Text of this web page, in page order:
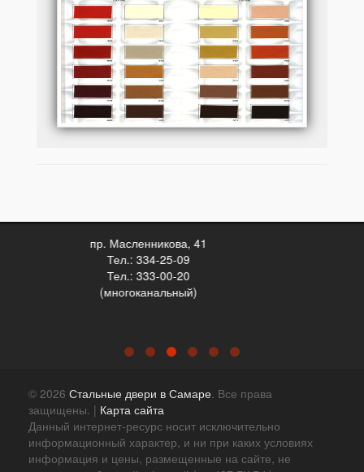
ул. Победы, 16
Тел.: 997-09-59
Тел.: 333-00-20 (многоканальный)
© 2026 Стальные двери в Самаре. Все права
защищены. | Карта сайта
Данный интернет-ресурс носит исключительно
информационный характер, и ни при каких условиях
информация и цены, размещенные на сайте, не